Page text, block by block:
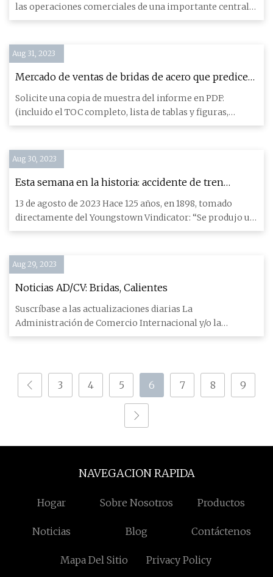
las operaciones comerciales de una importante central
eléctric
Aug 31, 2023
Mercado de ventas de bridas de acero que predice
la participación a partir de 2023
Solicite una copia de muestra del informe en PDF:
(incluido el TOC completo, lista de tablas y figuras,
gráfico) @ https
Aug 30, 2023
Esta semana en la historia: accidente de tren
colapsó parte del puente peatonal
13 de agosto de 2023 Hace 125 años, en 1898, tomado
directamente del Youngstown Vindicator: “Se produjo un
accidente en
Aug 29, 2023
Noticias AD/CV: Bridas, Calientes
Suscríbase a las actualizaciones diarias La
Administración de Comercio Internacional y/o la
Comisión de Comercio Interna
3 4 5 6 7 8 9
NAVEGACION RAPIDA
Hogar Sobre Nosotros Productos
Noticias Blog Contáctenos
Mapa Del Sitio Privacy Policy